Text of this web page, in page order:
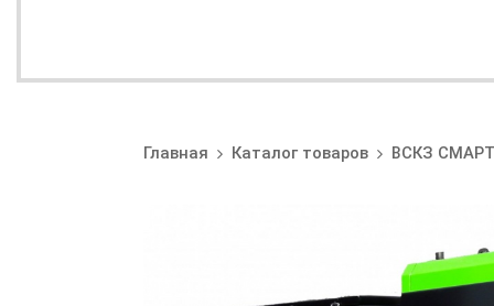
Главная Каталог товаров ВСКЗ СМАРТ